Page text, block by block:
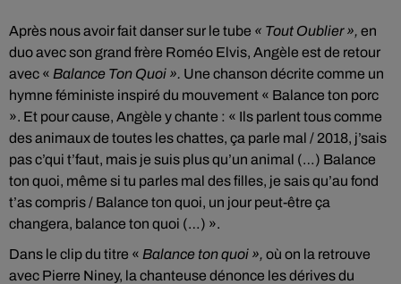
Après nous avoir fait danser sur le tube « Tout Oublier », en
duo avec son grand frère Roméo Elvis, Angèle est de retour
avec « Balance Ton Quoi ». Une chanson décrite comme un
hymne féministe inspiré du mouvement « Balance ton porc
». Et pour cause, Angèle y chante : « Ils parlent tous comme
des animaux de toutes les chattes, ça parle mal / 2018, j’sais
pas c’qui t’faut, mais je suis plus qu’un animal (…) Balance
ton quoi, même si tu parles mal des filles, je sais qu’au fond
t’as compris / Balance ton quoi, un jour peut-être ça
changera, balance ton quoi (…) ».
Dans le clip du titre « Balance ton quoi », où on la retrouve
avec Pierre Niney, la chanteuse dénonce les dérives du